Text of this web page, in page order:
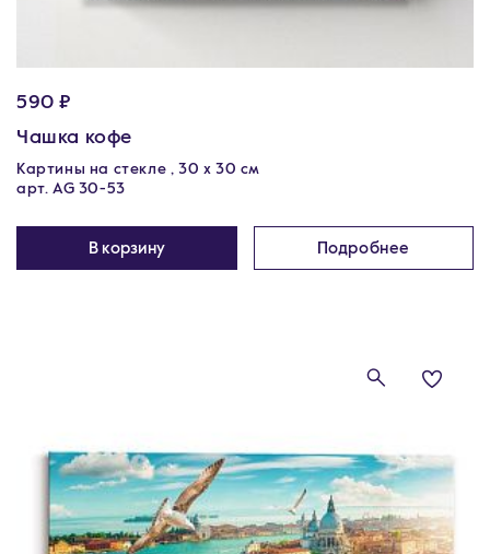
590 ₽
Чашка кофе
Картины на стекле , 30 x 30 см
арт. AG 30-53
В корзину Подробнее